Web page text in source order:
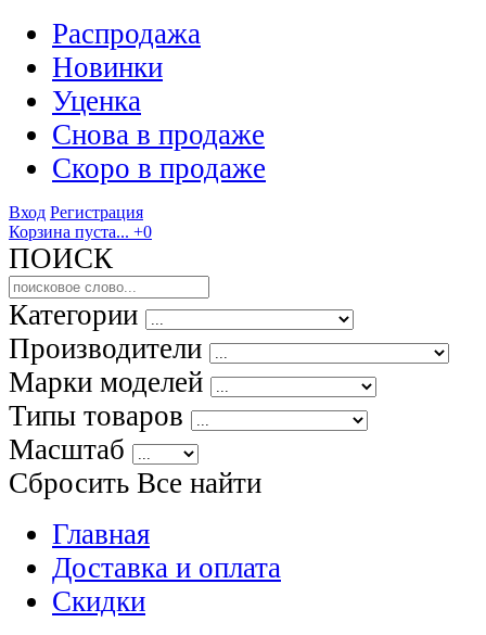
Распродажа
Новинки
Уценка
Снова в продаже
Скоро в продаже
Вход Регистрация
Корзина пуста... +0
ПОИСК
Категории
Производители
Марки моделей
Типы товаров
Масштаб
Сбросить Все найти
Главная
Доставка и оплата
Скидки